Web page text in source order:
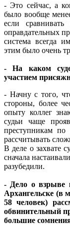
- Это сейчас, а
было вообще
если
оправдательных
система всегда
этим было очень
- На каком
участием
- Начну с того,
стороны, более
опыту коллег
судьи чаще
преступникам по
рассчитывать
В деле о захвате
сначала
разубедили.
- Дело о взрыве
Архангельске (в
58 человек)
обвинительный
большие